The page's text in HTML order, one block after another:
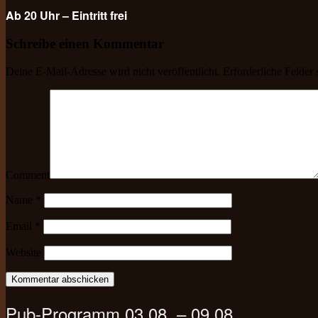
Ab 20 Uhr – Eintritt frei
Schreibe einen Kommentar
Deine E-Mail-Adresse wird nicht veröffentlicht. Erforderliche Felder
Comment
Name
Email
Website